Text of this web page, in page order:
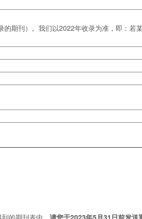
期刊）。我们以2022年收录为准，即：若
的期刊表中， 请您于2023年5月31日前发送